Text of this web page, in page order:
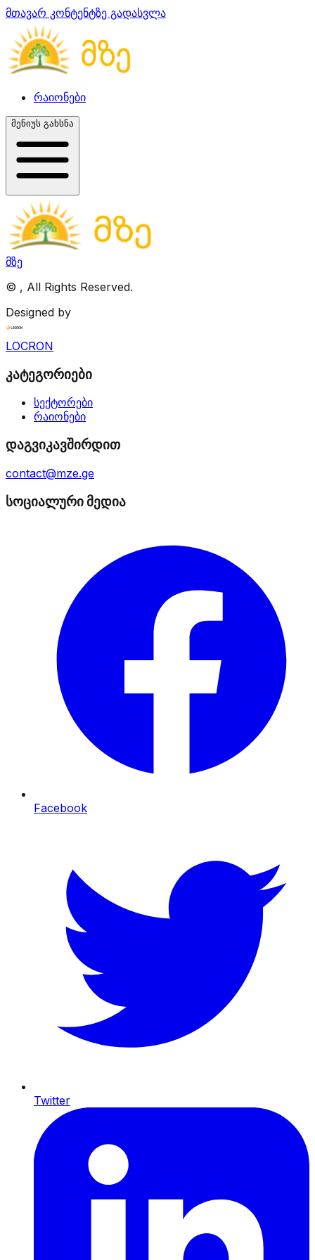
მთავარ კონტენტზე გადასვლა
რაიონები
მენიუს გახსნა
მზე
© , All Rights Reserved.
Designed by
LOCRON
კატეგორიები
სექტორები
რაიონები
დაგვიკავშირდით
contact@mze.ge
სოციალური მედია
Facebook
Twitter